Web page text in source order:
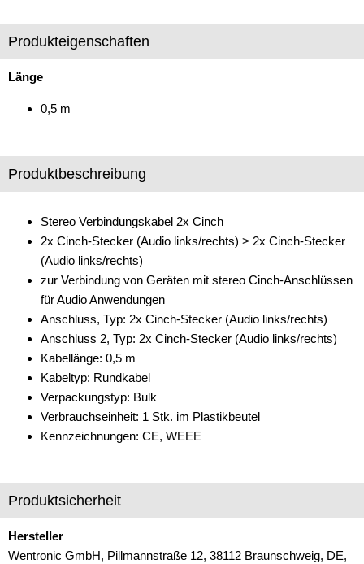
2-Kanal
3-Kanal
4-Kanal
6-Kanal
Zubehör
DAB+
Entriegelung
Entstörmaterial
Ersatzteile
Fahrzeughalter
Fernbedienungen
Freischaltmodule
Freisprechadapter
Handyhalterungen
iPod
Produkteigenschaften
Länge
0,5 m
Produktbeschreibung
Stereo Verbindungskabel 2x Cinch
2x Cinch-Stecker (Audio links/rechts) > 2x Cinch-Stecker
(Audio links/rechts)
zur Verbindung von Geräten mit stereo Cinch-Anschlüssen
für Audio Anwendungen
Anschluss, Typ: 2x Cinch-Stecker (Audio links/rechts)
Anschluss 2, Typ: 2x Cinch-Stecker (Audio links/rechts)
Kabellänge: 0,5 m
Kabeltyp: Rundkabel
Verpackungstyp: Bulk
Verbrauchseinheit: 1 Stk. im Plastikbeutel
Kennzeichnungen: CE, WEEE
Produktsicherheit
Hersteller
Wentronic GmbH, Pillmannstraße 12, 38112 Braunschweig, DE,